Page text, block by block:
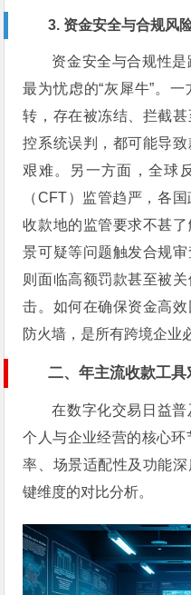
3. 资金安全与合规风
资金安全与合规性
最为忧虑的“灰犀牛”。
转，存在被冻结、拦截
控系统误判，都可能导
艰难。另一方面，全球
（CFT）监管趋严，各
收款地的监管要求不甚
景可疑等问题触发合规
则面临高额罚款甚至被
击。如何在确保资金高
防火墙，是所有跨境企业
二、年主流收款工具
在数字化交易日益
个人与企业经营的核心
率、场景适配性及功能
键维度的对比分析。